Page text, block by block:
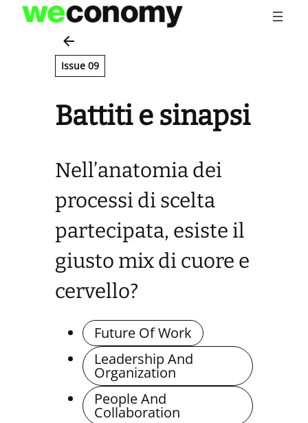
Vai
contenuto
Issue 09
Battiti e sinapsi
Nell’anatomia dei
processi di scelta
partecipata, esiste il
giusto mix di cuore e
cervello?
Future Of Work
Leadership And
Organization
People And
Collaboration